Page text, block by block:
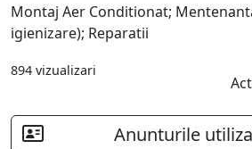
Montaj Aer Conditionat;
igienizare); Reparatii
894 vizualizari
Anunturile